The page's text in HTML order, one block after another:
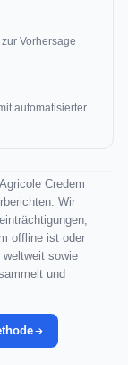
Vorhersage
automatisierter
Credem
Wir
offline ist oder
weltweit sowie
und